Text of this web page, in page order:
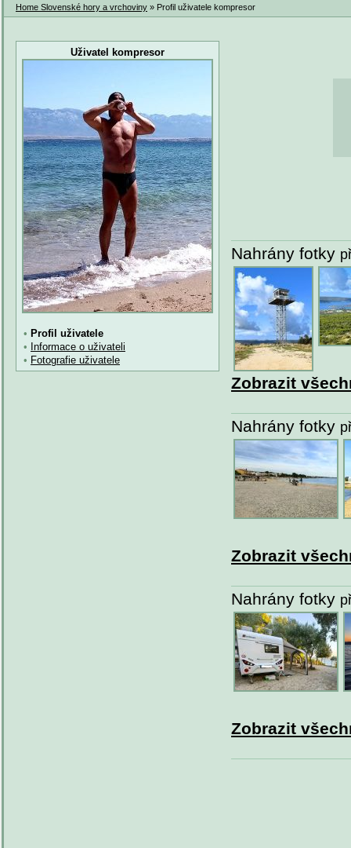
Home Slovenské hory a vrchoviny » Profil uživatele kompresor
Uživatel kompresor
• Profil uživatele
• Informace o uživateli
• Fotografie uživatele
Nahrány fotky
Zobrazit
Nahrány fotky
Zobrazit
Nahrány fotky
Zobrazit